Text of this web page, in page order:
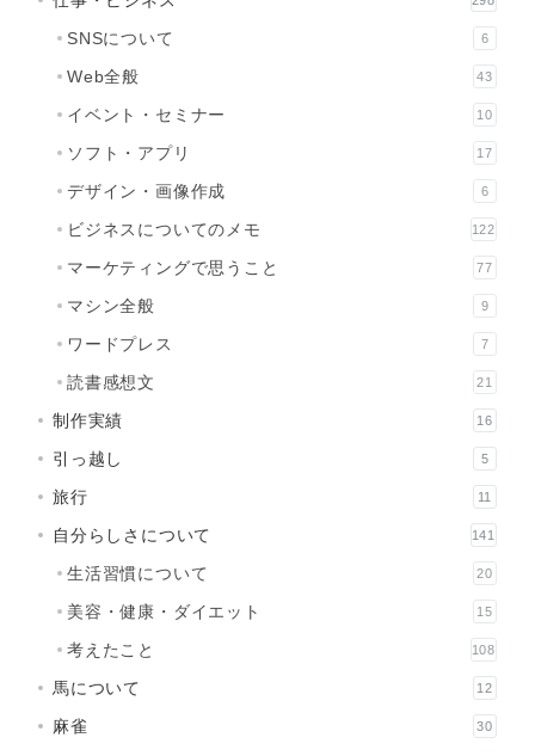
SNSについて 6
Web全般 43
イベント・セミナー 10
ソフト・アプリ 17
デザイン・画像作成 6
ビジネスについてのメモ 122
マーケティングで思うこと 77
マシン全般 9
ワードプレス 7
読書感想文 21
制作実績 16
引っ越し 5
旅行 11
自分らしさについて 141
生活習慣について 20
美容・健康・ダイエット 15
考えたこと 108
馬について 12
麻雀 30